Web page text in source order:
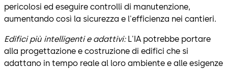
pericolosi ed eseguire controlli di manutenzione,
aumentando così la sicurezza e l'efficienza nei cantieri.
Edifici più intelligenti e adattivi:L'IA potrebbe portare
alla progettazione e costruzione di edifici che si
adattano in tempo reale al loro ambiente e alle esigenze